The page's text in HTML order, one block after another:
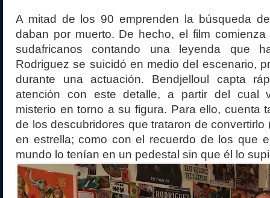
A mitad de los 90 emprenden la búsqueda
daban por muerto. De hecho, el film
sudafricanos contando una leyenda que
Rodriguez se suicidó en medio del escenario,
durante una actuación. Bendjelloul capta
atención con este detalle, a partir del cual
misterio en torno a su figura. Para ello, cuenta
de los descubridores que trataron de convertirlo
en estrella; como con el recuerdo de los que
mundo lo tenían en un pedestal sin que él lo